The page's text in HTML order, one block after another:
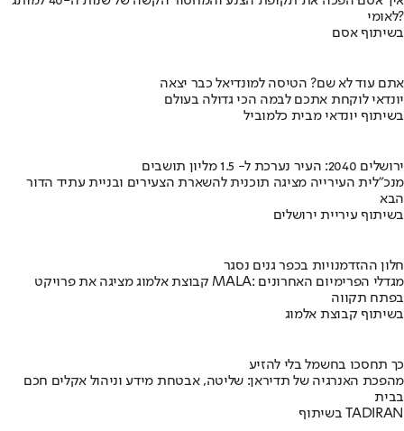
לאומי?
בשיתוף אסם
אתם עוד לא שם? הטיסה למונדיאל כבר יצאה
יונדאי לוקחת אתכם לבמה הכי גדולה בעולם
בשיתוף יונדאי מבית כלמוביל
ירושלים 2040: העיר נערכת ל- 1.5 מליון תושבים
מנכ"לית העירייה מציגה תוכנית להשארת הצעירים ובניית עתיד הדור
הבא
בשיתוף עיריית ירושלים
חלון ההזדמנויות בכפר גנים נסגר
קבוצת אלמוג מציגה את פרויקט MALA: מגדלי הפרימיום האחרונים
בפתח תקווה
בשיתוף קבוצת אלמוג
כך תחסכו בחשמל בלי להזיע
מהפכת האנרגיה של תדיראן: שליטה, אבטחת מידע וניהול אקלים חכם
בבית
בשיתוף TADIRAN